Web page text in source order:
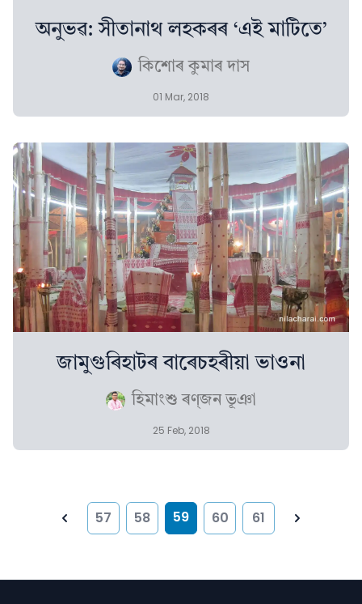
অনুভৱ: সীতানাথ লহকৰৰ ‘এই মাটিতে’
কিশোৰ কুমাৰ দাস
01 Mar, 2018
জামুগুৰিহাটৰ বাৰেচহৰীয়া ভাওনা
হিমাংশু ৰণ্‌জন ভূঞা
25 Feb, 2018
Previous
57 58 59 60 61